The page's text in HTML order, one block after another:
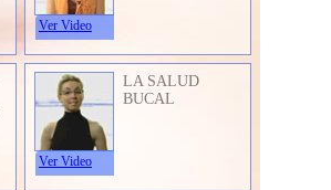
Ver Video
Ver Video
LA SALUD
BUCAL